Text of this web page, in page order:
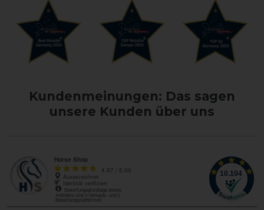
Kundenmeinungen: Das sagen
unsere Kunden über uns